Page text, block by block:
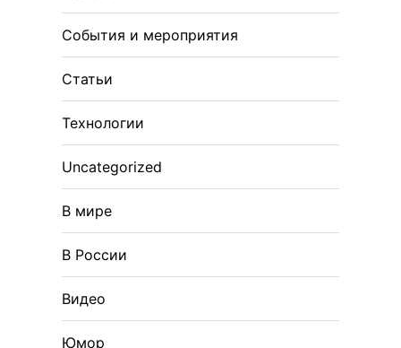
События и мероприятия
Статьи
Технологии
Uncategorized
В мире
В России
Видео
Юмор